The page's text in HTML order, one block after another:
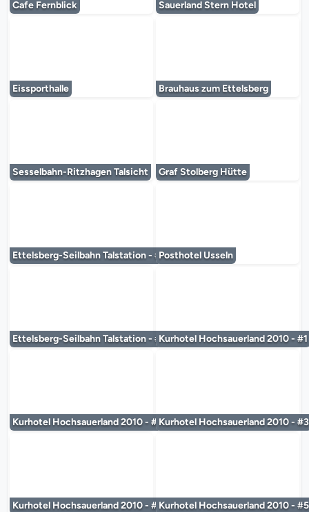
Cafe Fernblick Sauerland Stern Hotel
Eissporthalle Brauhaus zum Ettelsberg
Sesselbahn-Ritzhagen Talsicht Graf Stolberg Hütte
Ettelsberg-Seilbahn Talstation - #1Posthotel Usseln
Ettelsberg-Seilbahn Talstation - #2Kurhotel Hochsauerland 2010 - #1
Kurhotel Hochsauerland 2010 - #2Kurhotel Hochsauerland 2010 - #3
Kurhotel Hochsauerland 2010 - #4Kurhotel Hochsauerland 2010 - #5